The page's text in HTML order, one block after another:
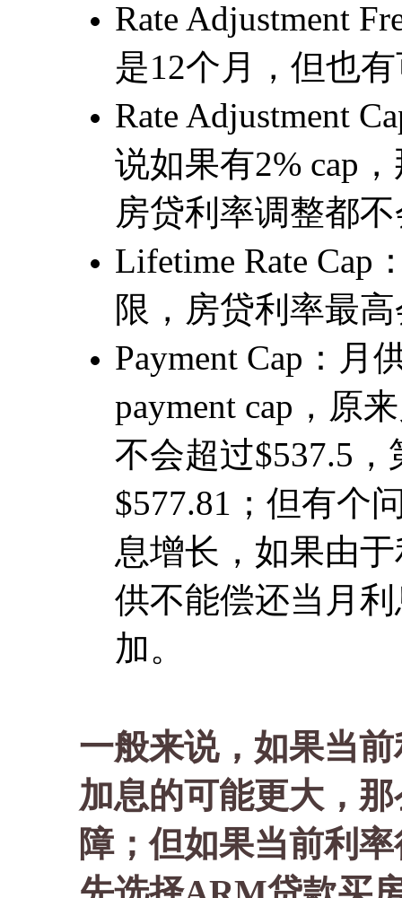
Rate Adjustment
是12个月，但也
Rate Adjustment
说如果有2% cap
房贷利率调整都
Lifetime Rate Cap
限，房贷利率最
Payment Cap：月
payment cap，原
不会超过$537.5
$577.81；但有个
息增长，如果由
供不能偿还当月
加。
一般来说，如果当
加息的可能更大，
障；但如果当前利